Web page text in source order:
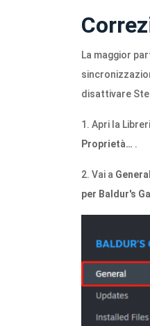
La maggior
disattivare
1. Apri la
Proprietà… .
2. Vai a
per Baldur's